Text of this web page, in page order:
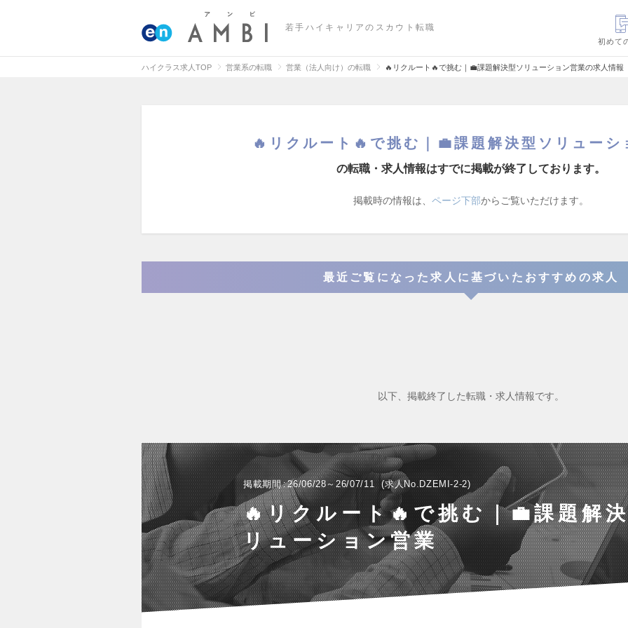
若手ハイキャリアのスカウト転職
初めて
ハイクラス求人TOP 営業系の転職 営業（法人向け）の転職 🔥リクルート🔥で挑む｜💼課題解決型ソリューション営業の求人情報
🔥リクルート🔥で挑む｜💼課題解決型ソリューシ
の転職・求人情報はすでに掲載が終了しております。
掲載時の情報は、 ページ下部からご覧いただけます。
最近ご覧になった求人に基づいたおすすめの求人
以下、掲載終了した転職・求人情報です。
掲載期間 26/06/28～26/07/11 求人No.DZEMI-2-2
🔥リクルート🔥で挑む｜💼課題解
リューション営業